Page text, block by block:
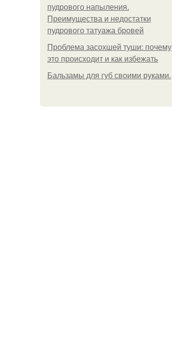
пудрового напыления.
Преимущества и недостатки
пудрового татуажа бровей
Проблема засохшей туши: почему
это происходит и как избежать
Бальзамы для губ своими руками.